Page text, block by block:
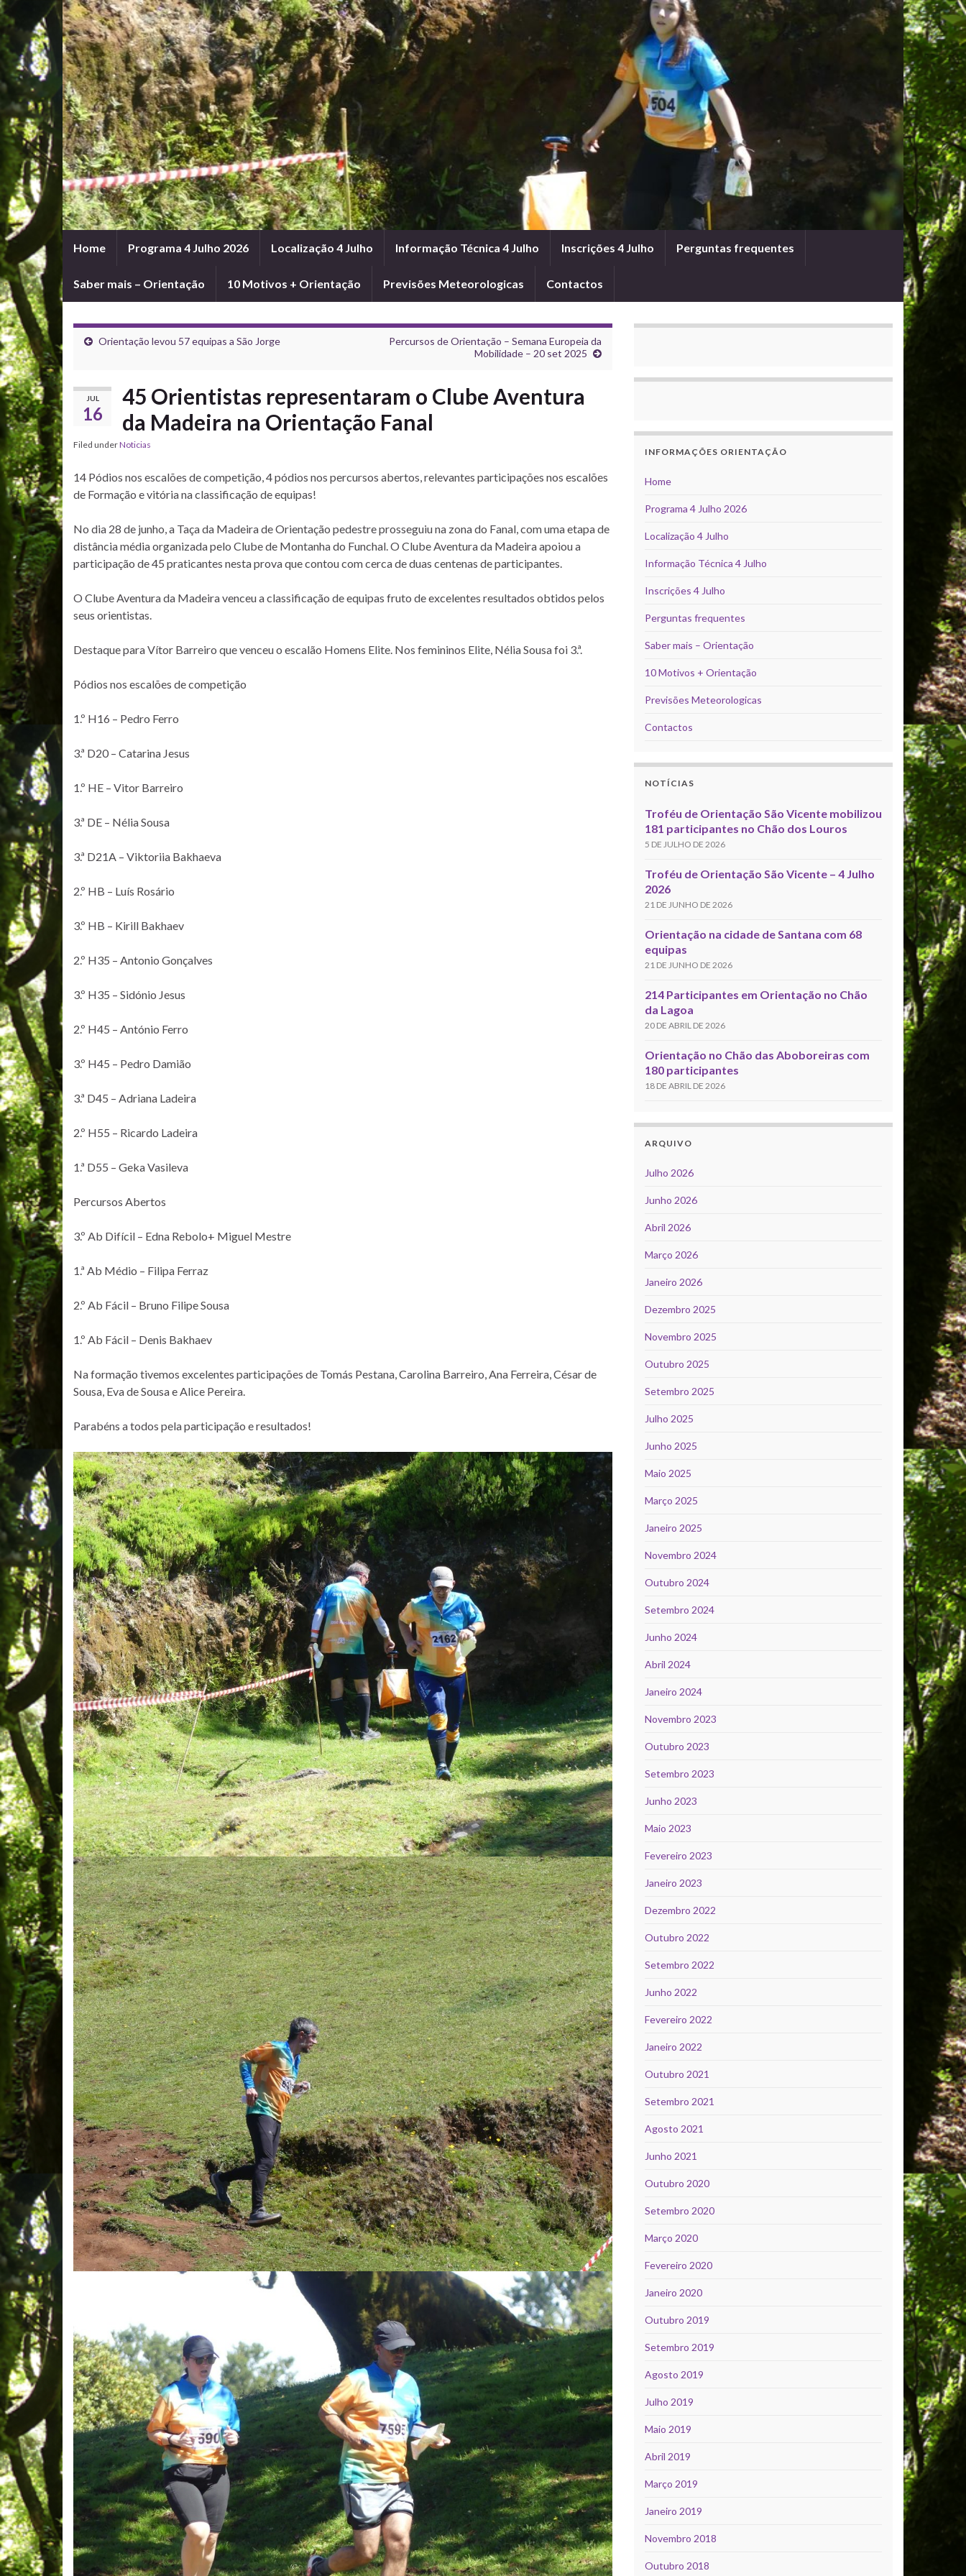
Home Programa 4 Julho 2026 Localização 4 Julho Informação Técnica 4 Julho Inscrições 4 Julho Perguntas frequentes
Saber mais – Orientação 10 Motivos + Orientação Previsões Meteorologicas Contactos
Orientação levou 57 equipas a São Jorge
Percursos de Orientação – Semana Europeia da
Mobilidade – 20 set 2025
JUL
16
45 Orientistas representaram o Clube Aventura
da Madeira na Orientação Fanal
Filed underNoticias
14 Pódios nos escalões de competição, 4 pódios nos percursos abertos, relevantes participações nos escalões
de Formação e vitória na classificação de equipas!
No dia 28 de junho, a Taça da Madeira de Orientação pedestre prosseguiu na zona do Fanal, com uma etapa de
distância média organizada pelo Clube de Montanha do Funchal. O Clube Aventura da Madeira apoiou a
participação de 45 praticantes nesta prova que contou com cerca de duas centenas de participantes.
O Clube Aventura da Madeira venceu a classificação de equipas fruto de excelentes resultados obtidos pelos
seus orientistas.
Destaque para Vítor Barreiro que venceu o escalão Homens Elite. Nos femininos Elite, Nélia Sousa foi 3.ª.
Pódios nos escalões de competição
1.º H16 – Pedro Ferro
3.ª D20 – Catarina Jesus
1.º HE – Vitor Barreiro
3.ª DE – Nélia Sousa
3.ª D21A – Viktoriia Bakhaeva
2.º HB – Luís Rosário
3.º HB – Kirill Bakhaev
2.º H35 – Antonio Gonçalves
3.º H35 – Sidónio Jesus
2.º H45 – António Ferro
3.º H45 – Pedro Damião
3.ª D45 – Adriana Ladeira
2.º H55 – Ricardo Ladeira
1.ª D55 – Geka Vasileva
Percursos Abertos
3.º Ab Difícil – Edna Rebolo+ Miguel Mestre
1.ª Ab Médio – Filipa Ferraz
2.º Ab Fácil – Bruno Filipe Sousa
1.º Ab Fácil – Denis Bakhaev
Na formação tivemos excelentes participações de Tomás Pestana, Carolina Barreiro, Ana Ferreira, César de
Sousa, Eva de Sousa e Alice Pereira.
Parabéns a todos pela participação e resultados!
INFORMAÇÕES ORIENTAÇÃO
Home
Programa 4 Julho 2026
Localização 4 Julho
Informação Técnica 4 Julho
Inscrições 4 Julho
Perguntas frequentes
Saber mais – Orientação
10 Motivos + Orientação
Previsões Meteorologicas
Contactos
NOTÍCIAS
Troféu de Orientação São Vicente mobilizou
181 participantes no Chão dos Louros
5 DE JULHO DE 2026
Troféu de Orientação São Vicente – 4 Julho
2026
21 DE JUNHO DE 2026
Orientação na cidade de Santana com 68
equipas
21 DE JUNHO DE 2026
214 Participantes em Orientação no Chão
da Lagoa
20 DE ABRIL DE 2026
Orientação no Chão das Aboboreiras com
180 participantes
18 DE ABRIL DE 2026
ARQUIVO
Julho 2026
Junho 2026
Abril 2026
Março 2026
Janeiro 2026
Dezembro 2025
Novembro 2025
Outubro 2025
Setembro 2025
Julho 2025
Junho 2025
Maio 2025
Março 2025
Janeiro 2025
Novembro 2024
Outubro 2024
Setembro 2024
Junho 2024
Abril 2024
Janeiro 2024
Novembro 2023
Outubro 2023
Setembro 2023
Junho 2023
Maio 2023
Fevereiro 2023
Janeiro 2023
Dezembro 2022
Outubro 2022
Setembro 2022
Junho 2022
Fevereiro 2022
Janeiro 2022
Outubro 2021
Setembro 2021
Agosto 2021
Junho 2021
Outubro 2020
Setembro 2020
Março 2020
Fevereiro 2020
Janeiro 2020
Outubro 2019
Setembro 2019
Agosto 2019
Julho 2019
Maio 2019
Abril 2019
Março 2019
Janeiro 2019
Novembro 2018
Outubro 2018